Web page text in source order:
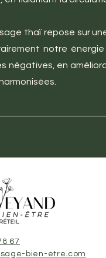
thaï repose sur
notre
négatives, en
67
bien-etre.com